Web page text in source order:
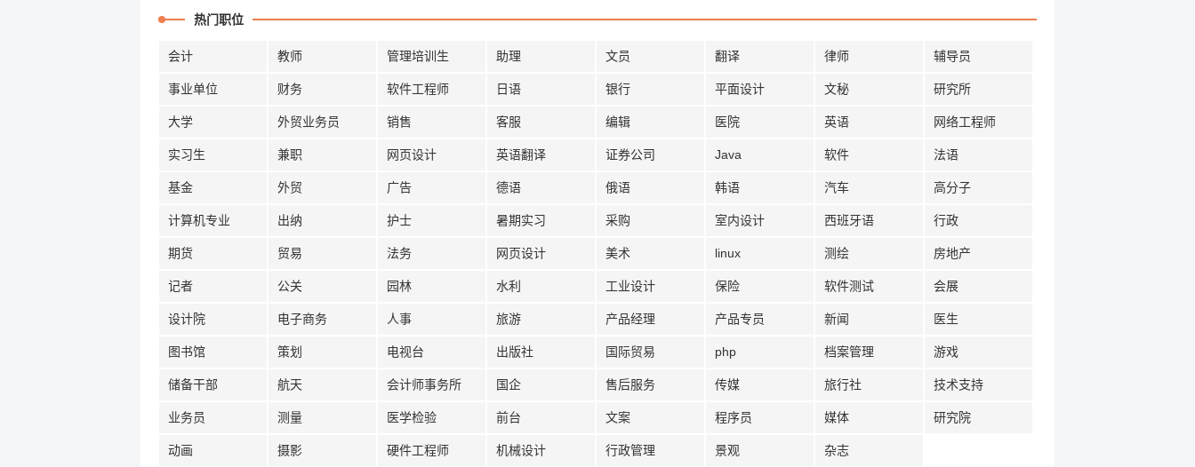
热门职位
会计 教师 管理培训生 助理 文员 翻译 律师 辅导员
事业单位 财务 软件工程师 日语 银行 平面设计 文秘 研究所
大学 外贸业务员 销售 客服 编辑 医院 英语 网络工程师
实习生 兼职 网页设计 英语翻译 证券公司 Java 软件 法语
基金 外贸 广告 德语 俄语 韩语 汽车 高分子
计算机专业 出纳 护士 暑期实习 采购 室内设计 西班牙语 行政
期货 贸易 法务 网页设计 美术 linux 测绘 房地产
记者 公关 园林 水利 工业设计 保险 软件测试 会展
设计院 电子商务 人事 旅游 产品经理 产品专员 新闻 医生
图书馆 策划 电视台 出版社 国际贸易 php 档案管理 游戏
储备干部 航天 会计师事务所 国企 售后服务 传媒 旅行社 技术支持
业务员 测量 医学检验 前台 文案 程序员 媒体 研究院
动画 摄影 硬件工程师 机械设计 行政管理 景观 杂志